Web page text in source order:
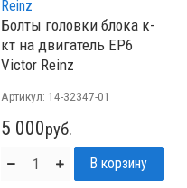
Болты головки блока к-
кт на двигатель ЕР6
Victor Reinz
Артикул: 14-32347-01
5 000руб.